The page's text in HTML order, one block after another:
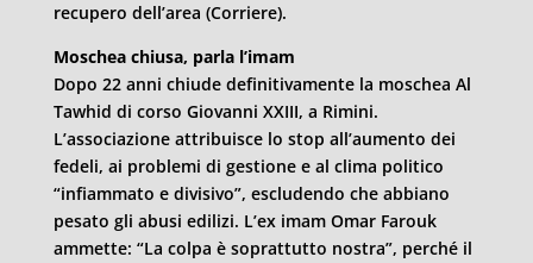
recupero dell’area (Corriere).
Moschea chiusa, parla l’imam
Dopo 22 anni chiude definitivamente la moschea Al
Tawhid di corso Giovanni XXIII, a Rimini.
L’associazione attribuisce lo stop all’aumento dei
fedeli, ai problemi di gestione e al clima politico
“infiammato e divisivo”, escludendo che abbiano
pesato gli abusi edilizi. L’ex imam Omar Farouk
ammette: “La colpa è soprattutto nostra”, perché il